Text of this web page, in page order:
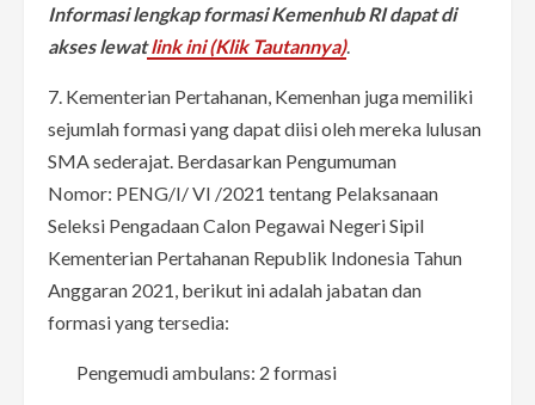
Informasi lengkap formasi Kemenhub RI dapat di
akses lewatlink ini (Klik Tautannya).
7. Kementerian Pertahanan, Kemenhan juga memiliki
sejumlah formasi yang dapat diisi oleh mereka lulusan
SMA sederajat. Berdasarkan Pengumuman
Nomor: PENG/I/ VI /2021 tentang Pelaksanaan
Seleksi Pengadaan Calon Pegawai Negeri Sipil
Kementerian Pertahanan Republik Indonesia Tahun
Anggaran 2021, berikut ini adalah jabatan dan
formasi yang tersedia:
Pengemudi ambulans: 2 formasi